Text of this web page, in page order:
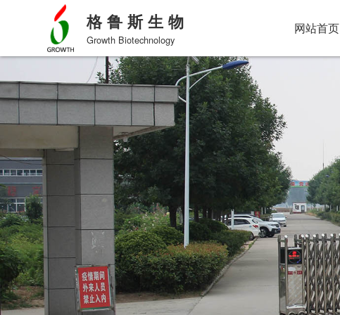
格鲁斯生物
Growth Biotechnology
网站首页